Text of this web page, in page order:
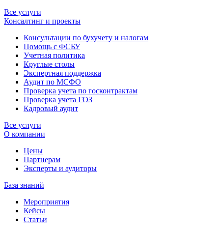
Все услуги
Консалтинг и проекты
Консультации по бухучету и налогам
Помощь с ФСБУ
Учетная политика
Круглые столы
Экспертная поддержка
Аудит по МСФО
Проверка учета по госконтрактам
Проверка учета ГОЗ
Кадровый аудит
Все услуги
О компании
Цены
Партнерам
Эксперты и аудиторы
База знаний
Мероприятия
Кейсы
Статьи